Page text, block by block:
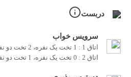
دربست
سرویس خواب
اتاق 1 : 1 تخت یک نفره، 2 تخت دو نفره
اتاق 2 : 0 تخت یک نفره، 1 تخت دو نفره